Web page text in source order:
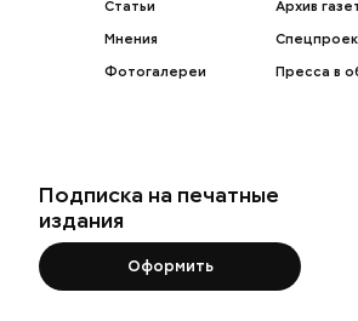
Статьи
Мнения
Фотогалереи
Архив
Пресса в
Подписка на печатные
издания
Оформить